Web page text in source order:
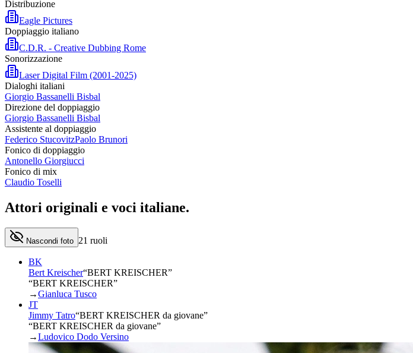
Distribuzione
Eagle Pictures
Doppiaggio italiano
C.D.R. - Creative Dubbing Rome
Sonorizzazione
Laser Digital Film (2001-2025)
Dialoghi italiani
Giorgio Bassanelli Bisbal
Direzione del doppiaggio
Giorgio Bassanelli Bisbal
Assistente al doppiaggio
Federico StucovitzPaolo Brunori
Fonico di doppiaggio
Antonello Giorgiucci
Fonico di mix
Claudio Toselli
Attori originali e voci italiane.
Nascondi foto 21 ruoli
BK
Bert Kreischer“BERT KREISCHER”
“BERT KREISCHER”
→Gianluca Tusco
JT
Jimmy Tatro“BERT KREISCHER da giovane”
“BERT KREISCHER da giovane”
→Ludovico Dodo Versino